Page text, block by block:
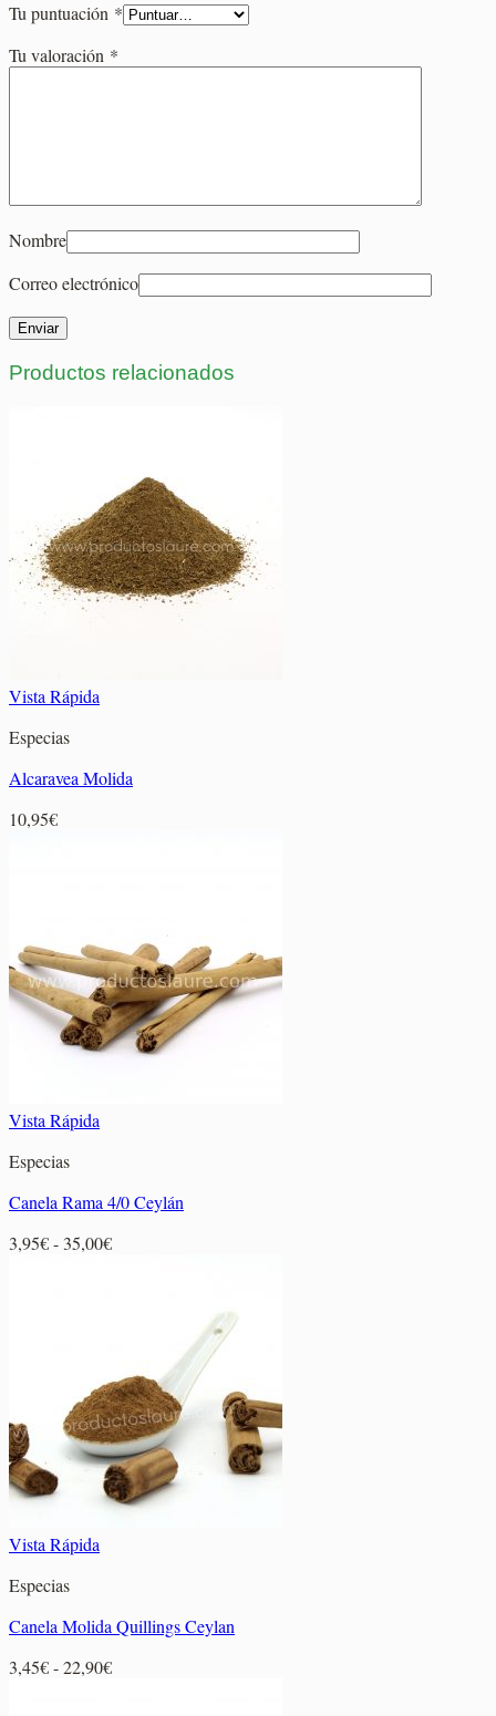
Tu puntuación *
Tu valoración *
Nombre
Correo electrónico
Productos relacionados
Vista Rápida
Especias
Alcaravea Molida
10,95€
Vista Rápida
Especias
Canela Rama 4/0 Ceylán
3,95€- 35,00€Rango
35,00€
Vista Rápida
Especias
Canela Molida Quillings Ceylan
3,45€-22,90€Rango